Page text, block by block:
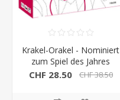
Krakel-Orakel - Nominiert
zum Spiel des Jahres
2025
CHF 28.50 CHF 38.50